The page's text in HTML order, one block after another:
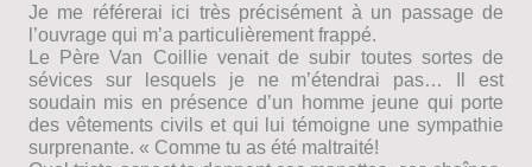
Je me référerai ici très précisément à un passage de
l’ouvrage qui m’a particulièrement frappé.
Le Père Van Coillie venait de subir toutes sortes de
sévices sur lesquels je ne m’étendrai pas… Il est
soudain mis en présence d’un homme jeune qui porte
des vêtements civils et qui lui témoigne une sympathie
surprenante. « Comme tu as été maltraité!